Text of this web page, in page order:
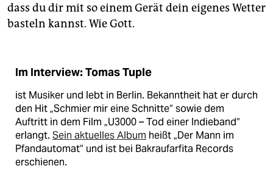
dass du dir mit so einem Gerät dein eigenes Wetter
basteln kannst. Wie Gott.
Im Interview: Tomas Tuple
ist Musiker und lebt in Berlin. Bekanntheit hat er durch
den Hit „Schmier mir eine Schnitte“ sowie dem
Auftritt in dem Film „U3000 – Tod einer Indieband“
erlangt. Sein aktuelles Album heißt „Der Mann im
Pfandautomat“ und ist bei Bakraufarfita Records
erschienen.